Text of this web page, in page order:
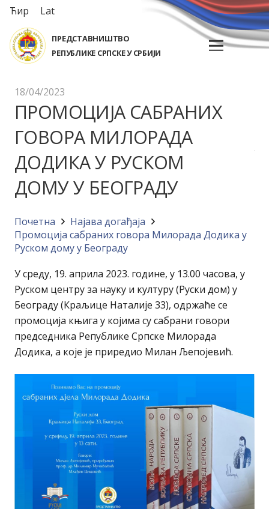
Ћир Lat
ПРЕДСТАВНИШТВО
РЕПУБЛИКЕ СРПСКЕ У СРБИЈИ
18/04/2023
ПРОМОЦИЈА САБРАНИХ
ГОВОРА МИЛОРАДА
ДОДИКА У РУСКОМ
ДОМУ У БЕОГРАДУ
Почетна
Најава догађајa
Промоција сабраних говора Милорада Додика у
Руском дому у Београду
У среду, 19. априла 2023. године, у 13.00 часова, у
Руском центру за науку и културу (Руски дом) у
Београду (Краљице Наталије 33), одржаће се
промоција књига у којима су сабрани говори
председника Републике Српске Милорада
Додика, а које је приредио Милан Љепојевић.